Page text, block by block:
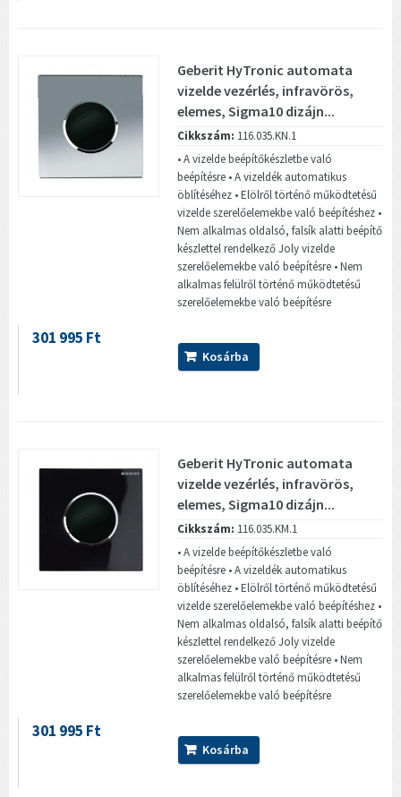
Geberit HyTronic automata
vizelde vezérlés, infravörös,
elemes, Sigma10 dizájn...
Cikkszám: 116.035.KN.1
• A vizelde beépítőkészletbe való
beépítésre • A vizeldék automatikus
öblítéséhez • Elölről történő működtetésű
vizelde szerelőelemekbe való beépítéshez •
Nem alkalmas oldalsó, falsík alatti beépítő
készlettel rendelkező Joly vizelde
szerelőelemekbe való beépítésre • Nem
alkalmas felülről történő működtetésű
szerelőelemekbe való beépítésre
301 995 Ft
Kosárba
Geberit HyTronic automata
vizelde vezérlés, infravörös,
elemes, Sigma10 dizájn...
Cikkszám: 116.035.KM.1
• A vizelde beépítőkészletbe való
beépítésre • A vizeldék automatikus
öblítéséhez • Elölről történő működtetésű
vizelde szerelőelemekbe való beépítéshez •
Nem alkalmas oldalsó, falsík alatti beépítő
készlettel rendelkező Joly vizelde
szerelőelemekbe való beépítésre • Nem
alkalmas felülről történő működtetésű
szerelőelemekbe való beépítésre
301 995 Ft
Kosárba